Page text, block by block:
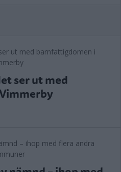
ser ut med